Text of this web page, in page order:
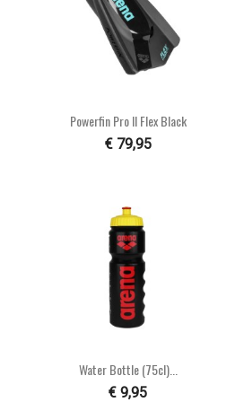
Powerfin Pro II Flex Black
€ 79,95
Water Bottle (75cl)...
€ 9,95